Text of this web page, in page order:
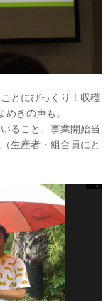
とにびっくり！収穫
きの声も。
ること、事業開始当
生産者・組合員にと